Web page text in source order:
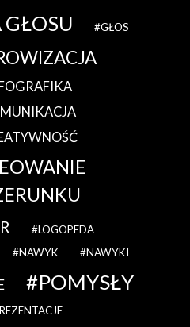
GŁOSU GŁOS
LOGOPEDA
NAWYK NAWYKI
POMYSŁY